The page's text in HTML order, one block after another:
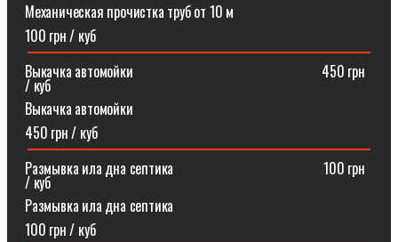
Механическая прочистка труб от 10 м
100 грн / куб
Выкачка автомойки⠀⠀⠀⠀⠀⠀⠀⠀⠀⠀⠀⠀⠀⠀⠀⠀⠀⠀450 грн
/ куб
Выкачка автомойки
450 грн / куб
Размывка ила дна септика ⠀⠀⠀⠀⠀⠀⠀⠀⠀⠀⠀⠀⠀⠀100 грн
/ куб
Размывка ила дна септика
100 грн / куб